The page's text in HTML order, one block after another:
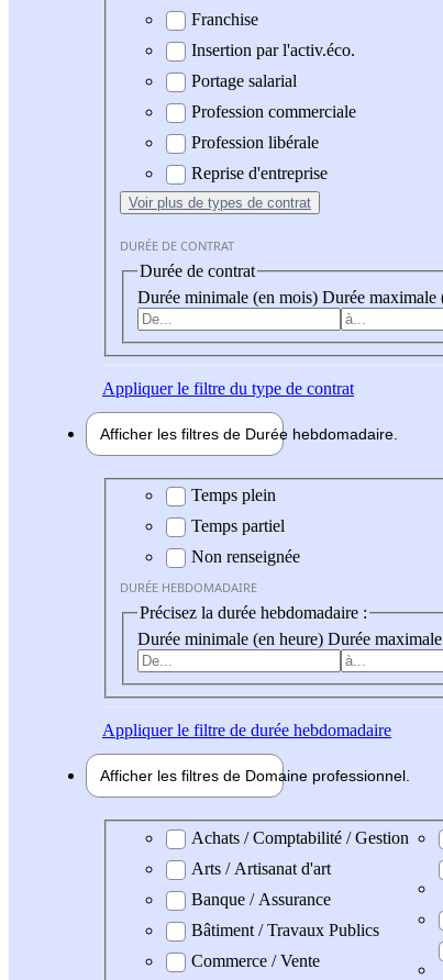
Franchise
Insertion par l'activ.éco.
Portage salarial
Profession commerciale
Profession libérale
Reprise d'entreprise
Voir plus de types de contrat
DURÉE DE CONTRAT
Durée de contrat
Durée minimale (en mois) Durée maximale
Appliquerle filtre du type de contrat
Afficher les filtres de Durée hebdomadaire
Durée hebdomadaire
Temps plein
Temps partiel
Non renseignée
DURÉE HEBDOMADAIRE
Précisez la durée hebdomadaire :
Durée minimale (en heure) Durée
Appliquerle filtre de durée hebdomadaire
Afficher les filtres de Domaine professionnel
Domaine professionel
Achats / Comptabilité / Gestion
Arts / Artisanat d'art
Banque / Assurance
Bâtiment / Travaux Publics
Commerce / Vente